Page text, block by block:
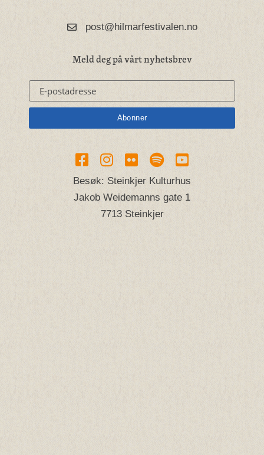
post@hilmarfestivalen.no
Meld deg på vårt nyhetsbrev
Besøk: Steinkjer Kulturhus
Jakob Weidemanns gate 1
7713 Steinkjer